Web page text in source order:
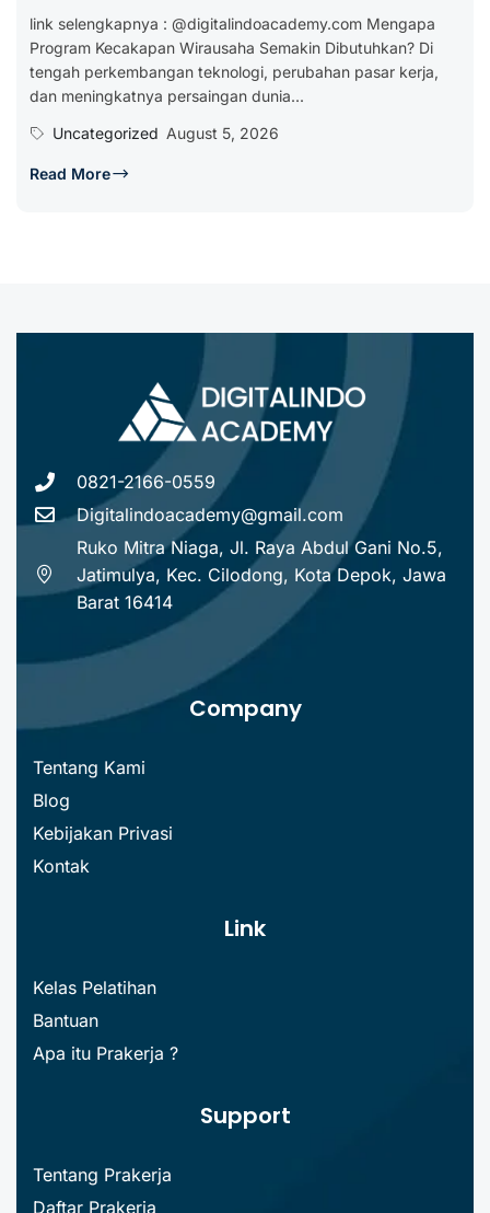
link selengkapnya : @digitalindoacademy.com Mengapa
Program Kecakapan Wirausaha Semakin Dibutuhkan? Di
tengah perkembangan teknologi, perubahan pasar kerja,
dan meningkatnya persaingan dunia...
Uncategorized August 5, 2026
Read More
0821-2166-0559
Digitalindoacademy@gmail.com
Ruko Mitra Niaga, Jl. Raya Abdul Gani No.5,
Jatimulya, Kec. Cilodong, Kota Depok, Jawa
Barat 16414
Company
Tentang Kami
Blog
Kebijakan Privasi
Kontak
Link
Kelas Pelatihan
Bantuan
Apa itu Prakerja ?
Support
Tentang Prakerja
Daftar Prakerja